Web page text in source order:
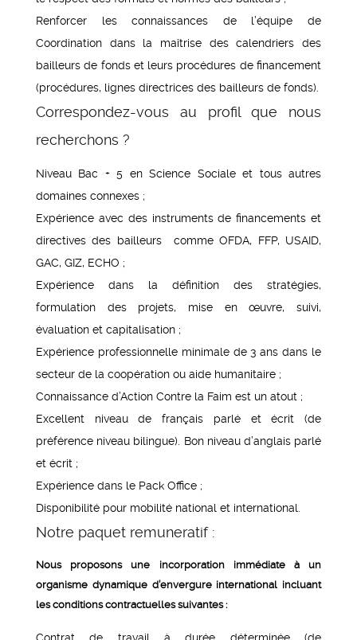
Renforcer les connaissances de l’équipe de
Coordination dans la maîtrise des calendriers des
bailleurs de fonds et leurs procédures de financement
(procédures, lignes directrices des bailleurs de fonds).
Correspondez-vous au profil que nous
recherchons ?
Niveau Bac + 5 en Science Sociale et tous autres
domaines connexes ;
Expérience avec des instruments de financements et
directives des bailleurs comme OFDA, FFP, USAID,
GAC, GIZ, ECHO ;
Expérience dans la définition des stratégies,
formulation des projets, mise en œuvre, suivi,
évaluation et capitalisation ;
Expérience professionnelle minimale de 3 ans dans le
secteur de la coopération ou aide humanitaire ;
Connaissance d’Action Contre la Faim est un atout ;
Excellent niveau de français parlé et écrit (de
préférence niveau bilingue). Bon niveau d’anglais parlé
et écrit ;
Expérience dans le Pack Office ;
Disponibilité pour mobilité national et international.
Notre paquet remuneratif :
Nous proposons une incorporation immédiate à un
organisme dynamique d’envergure international incluant
les conditions contractuelles suivantes :
Contrat de travail à durée déterminée (de